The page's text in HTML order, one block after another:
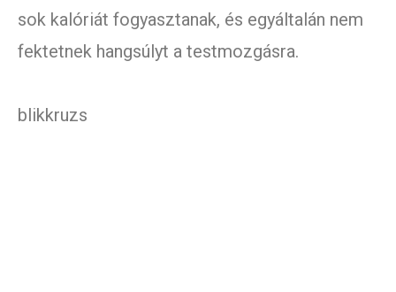
sok kalóriát fogyasztanak, és egyáltalán nem
fektetnek hangsúlyt a testmozgásra.
blikkruzs